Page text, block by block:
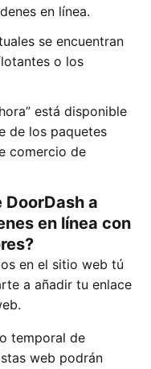
en línea.
se encuentran
o los
está disponible
de los paquetes
comercio de
DoorDash a
en línea con
en el sitio web tú
a añadir tu enlace
temporal de
web podrán